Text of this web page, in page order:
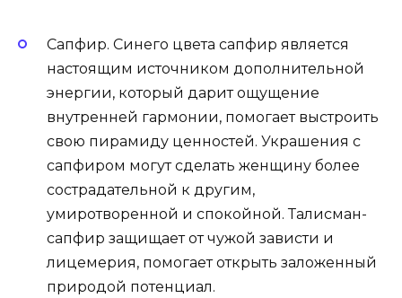
Сапфир. Синего цвета сапфир является
настоящим источником дополнительной
энергии, который дарит ощущение
внутренней гармонии, помогает выстроить
свою пирамиду ценностей. Украшения с
сапфиром могут сделать женщину более
сострадательной к другим,
умиротворенной и спокойной. Талисман-
сапфир защищает от чужой зависти и
лицемерия, помогает открыть заложенный
природой потенциал.